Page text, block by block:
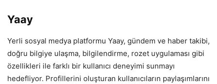
Yaay
Yerli sosyal medya platformu Yaay, gündem ve haber takibi,
doğru bilgiye ulaşma, bilgilendirme, rozet uygulaması gibi
özellikleri ile farklı bir kullanıcı deneyimi sunmayı
hedefliyor. Profillerini oluşturan kullanıcıların paylaşımlarını